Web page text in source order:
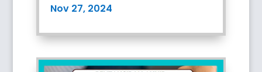
Nov 27, 2024